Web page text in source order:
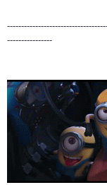
----------------